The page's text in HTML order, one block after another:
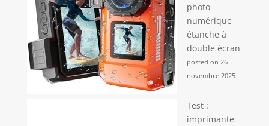
photo
numérique
étanche à
double écran
posted on 26
novembre 2025
Test :
imprimante